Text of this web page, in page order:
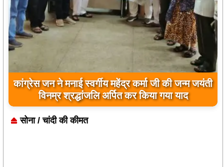
कांग्रेस जन ने मनाई स्वर्गीय महेंद्र कर्मा जी की जन्म जयंती
विनम्र श्रद्धांजलि अर्पित कर किया गया याद
बिलासपुर पुलिस का नशे के कारोबार पर बड़ा प्रहार, 3
आरोपी गिरफ्तार, उड़ीसा से फरार गांजा सप्लायर भी दबोचा
सोना / चांदी की कीमत